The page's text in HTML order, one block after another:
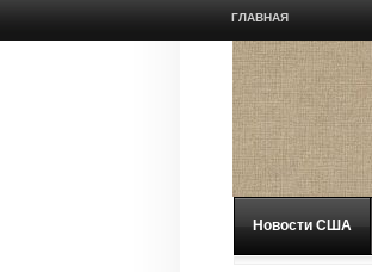
ГЛАВНАЯ
Новости США